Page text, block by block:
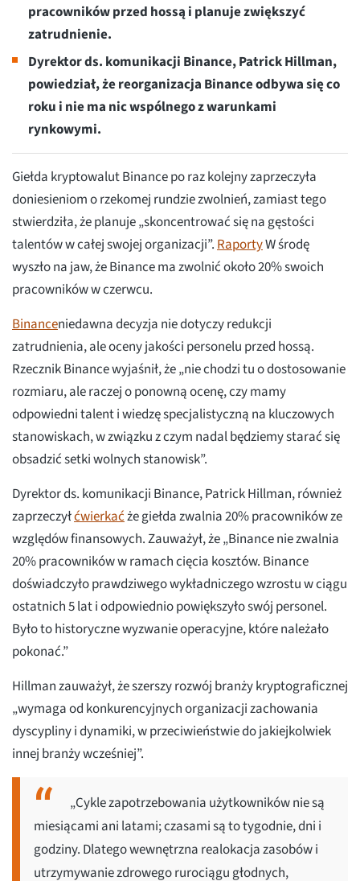
pracowników przed hossą i planuje zwiększyć
zatrudnienie.
Dyrektor ds. komunikacji Binance, Patrick Hillman,
powiedział, że reorganizacja Binance odbywa się co
roku i nie ma nic wspólnego z warunkami
rynkowymi.
Giełda kryptowalut Binance po raz kolejny zaprzeczyła
doniesieniom o rzekomej rundzie zwolnień, zamiast tego
stwierdziła, że planuje „skoncentrować się na gęstości
talentów w całej swojej organizacji”. RaportyW środę
wyszło na jaw, że Binance ma zwolnić około 20% swoich
pracowników w czerwcu.
Binanceniedawna decyzja nie dotyczy redukcji
zatrudnienia, ale oceny jakości personelu przed hossą.
Rzecznik Binance wyjaśnił, że „nie chodzi tu o dostosowanie
rozmiaru, ale raczej o ponowną ocenę, czy mamy
odpowiedni talent i wiedzę specjalistyczną na kluczowych
stanowiskach, w związku z czym nadal będziemy starać się
obsadzić setki wolnych stanowisk”.
Dyrektor ds. komunikacji Binance, Patrick Hillman, również
zaprzeczyłćwierkaćże giełda zwalnia 20% pracowników ze
względów finansowych. Zauważył, że „Binance nie zwalnia
20% pracowników w ramach cięcia kosztów. Binance
doświadczyło prawdziwego wykładniczego wzrostu w ciągu
ostatnich 5 lat i odpowiednio powiększyło swój personel.
Było to historyczne wyzwanie operacyjne, które należało
pokonać.”
Hillman zauważył, że szerszy rozwój branży kryptograficznej
„wymaga od konkurencyjnych organizacji zachowania
dyscypliny i dynamiki, w przeciwieństwie do jakiejkolwiek
innej branży wcześniej”.
„Cykle zapotrzebowania użytkowników nie są
miesiącami ani latami; czasami są to tygodnie, dni i
godziny. Dlatego wewnętrzna realokacja zasobów i
utrzymywanie zdrowego rurociągu głodnych,